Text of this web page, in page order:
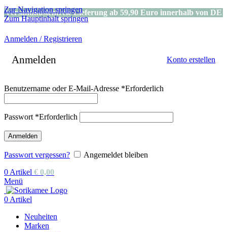
Zur Navigation springen
Zum Hauptinhalt springen
Versandkostenfreie Lieferung ab 59,90 Euro innerhalb von DE
Anmelden / Registrieren
Anmelden Konto erstellen
Benutzername oder E-Mail-Adresse *Erforderlich
Passwort *Erforderlich
Anmelden
Passwort vergessen?
Angemeldet bleiben
0 Artikel € 0,00
Menü
0 Artikel
Neuheiten
Marken